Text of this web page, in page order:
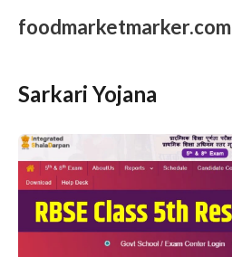
foodmarketmarker.com
Sarkari Yojana